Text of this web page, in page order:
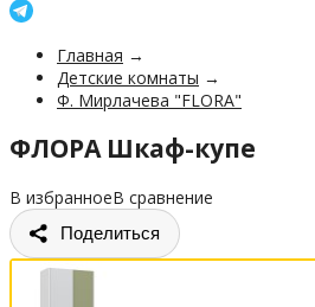
Главная →
Детские комнаты →
Ф. Мирлачева "FLORA"
ФЛОРА Шкаф-купе
В избранноеВ сравнение
Поделиться